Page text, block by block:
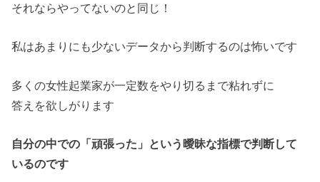
それならやってないのと同じ！
私はあまりにも少ないデータから判断するのは怖いです
多くの女性起業家が一定数をやり切るまで粘れずに
答えを欲しがります
自分の中での「頑張った」という曖昧な指標で判断して
いるのです